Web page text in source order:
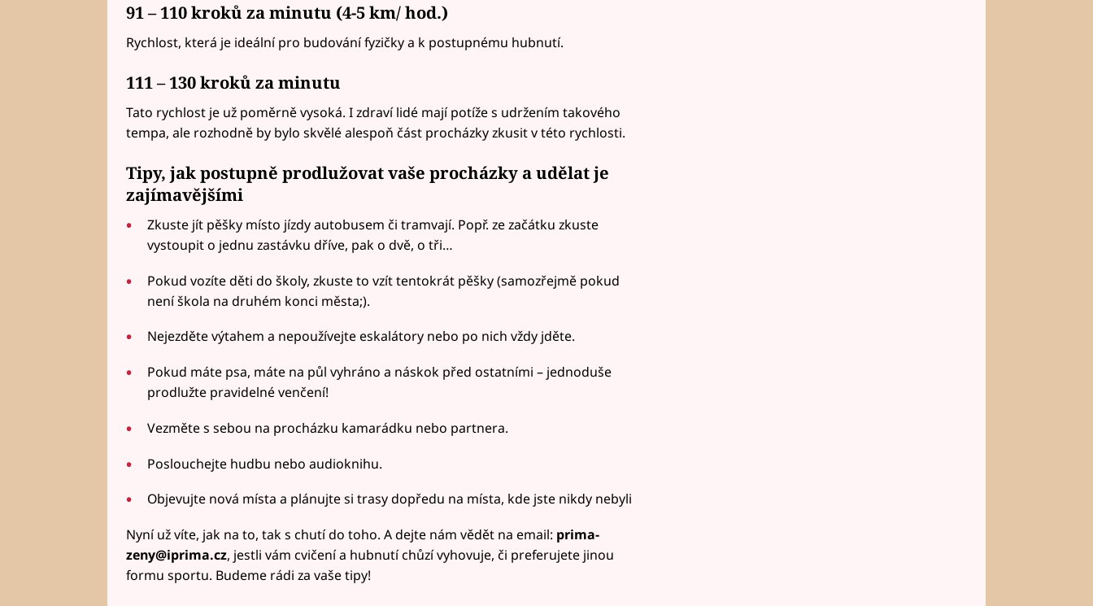
91 – 110 kroků za minutu (4-5 km/ hod.)
Rychlost, která je ideální pro budování fyzičky a k postupnému hubnutí.
111 – 130 kroků za minutu
Tato rychlost je už poměrně vysoká. I zdraví lidé mají potíže s udržením takového
tempa, ale rozhodně by bylo skvělé alespoň část procházky zkusit v této rychlosti.
Tipy, jak postupně prodlužovat vaše procházky a udělat je
zajímavějšími
Zkuste jít pěšky místo jízdy autobusem či tramvají. Popř. ze začátku zkuste
vystoupit o jednu zastávku dříve, pak o dvě, o tři…
Pokud vozíte děti do školy, zkuste to vzít tentokrát pěšky (samozřejmě pokud
není škola na druhém konci města;).
Nejezděte výtahem a nepoužívejte eskalátory nebo po nich vždy jděte.
Pokud máte psa, máte na půl vyhráno a náskok před ostatními – jednoduše
prodlužte pravidelné venčení!
Vezměte s sebou na procházku kamarádku nebo partnera.
Poslouchejte hudbu nebo audioknihu.
Objevujte nová místa a plánujte si trasy dopředu na místa, kde jste nikdy nebyli
Nyní už víte, jak na to, tak s chutí do toho. A dejte nám vědět na email: prima-
zeny@iprima.cz, jestli vám cvičení a hubnutí chůzí vyhovuje, či preferujete jinou
formu sportu. Budeme rádi za vaše tipy!